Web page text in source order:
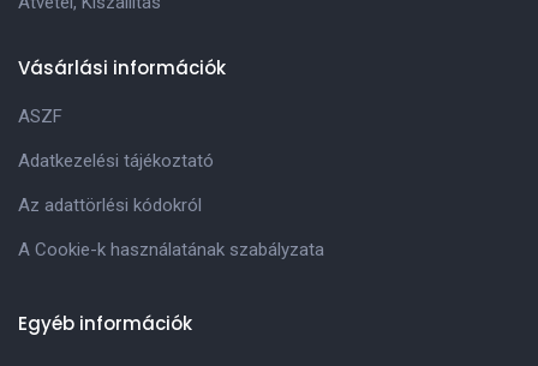
Vásárlási információk
ASZF
Adatkezelési tájékoztató
Az adattörlési kódokról
A Cookie-k használatának szabályzata
Egyéb információk